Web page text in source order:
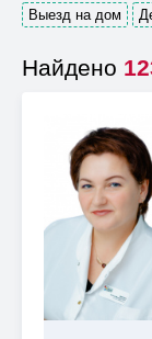
Выезд на дом
Найдено